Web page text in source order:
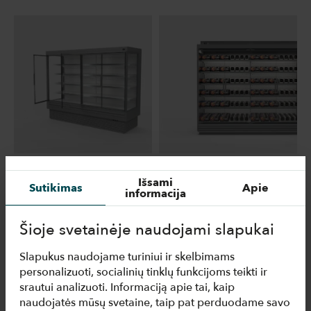
NDL MERCURY
NDL produktų linija
NDL NEPTUN
NDL produktų linija
Sutikimas Išsami
informacija Apie
Šioje svetainėje naudojami slapukai
Slapukus naudojame turiniui ir skelbimams
personalizuoti, socialinių tinklų funkcijoms teikti ir
srautui analizuoti. Informaciją apie tai, kaip
naudojatės mūsų svetaine, taip pat perduodame savo